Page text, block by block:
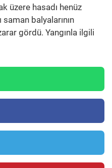
üzere hasadı henüz
balyalarının
gördü. Yangınla ilgili